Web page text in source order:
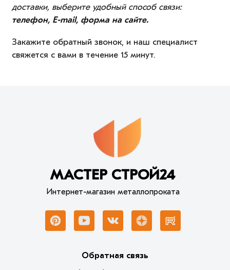
доставки, выберите удобный способ связи:
телефон, E-mail, форма на сайте.
Закажите обратный звонок, и наш специалист
свяжется с вами в течение 15 минут.
МАСТЕР СТРОЙ24
Интернет-магазин металлопроката
Обратная связь